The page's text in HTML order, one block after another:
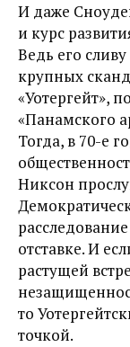
И даже
и курс
Ведь его
крупных
«Уотергейт»,
«Панамского
Тогда, в 70-е
Никсон
отставке. И
растущей
то
точкой.